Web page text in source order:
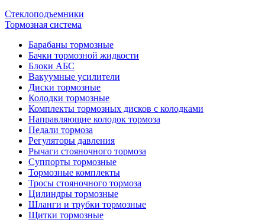
Стеклоподъемники
Тормозная система
Барабаны тормозные
Бачки тормозной жидкости
Блоки АБС
Вакуумные усилители
Диски тормозные
Колодки тормозные
Комплекты тормозных дисков с колодками
Направляющие колодок тормоза
Педали тормоза
Регуляторы давления
Рычаги стояночного тормоза
Суппорты тормозные
Тормозные комплекты
Тросы стояночного тормоза
Цилиндры тормозные
Шланги и трубки тормозные
Щитки тормозные